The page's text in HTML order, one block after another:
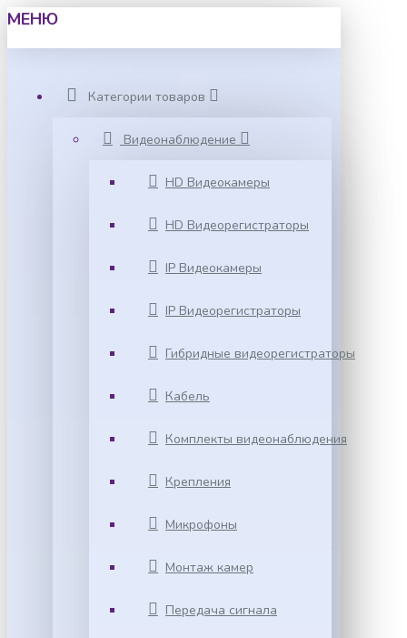
МЕНЮ
Категории товаров
Видеонаблюдение
HD Видеокамеры
HD Видеорегистраторы
IP Видеокамеры
IP Видеорегистраторы
Гибридные видеорегистраторы
Кабель
Комплекты видеонаблюдения
Крепления
Микрофоны
Монтаж камер
Передача сигнала